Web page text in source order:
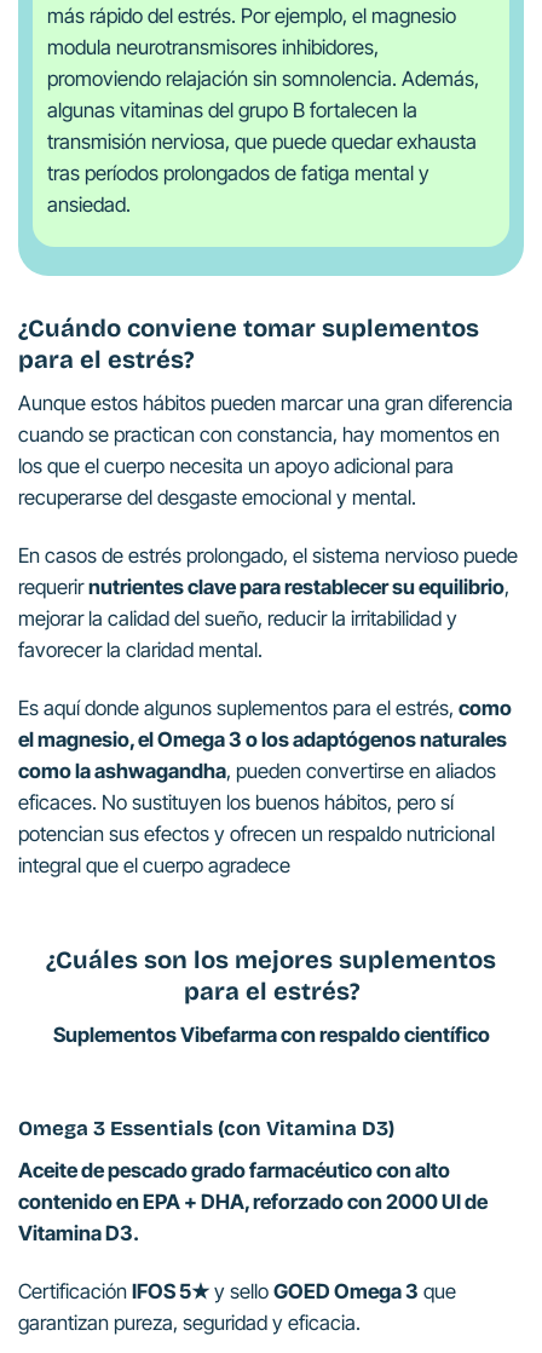
más rápido del estrés. Por ejemplo, el magnesio
modula neurotransmisores inhibidores,
promoviendo relajación sin somnolencia. Además,
algunas vitaminas del grupo B fortalecen la
transmisión nerviosa, que puede quedar exhausta
tras períodos prolongados de fatiga mental y
ansiedad.
¿Cuándo conviene tomar suplementos
para el estrés?
Aunque estos hábitos pueden marcar una gran diferencia
cuando se practican con constancia, hay momentos en
los que el cuerpo necesita un apoyo adicional para
recuperarse del desgaste emocional y mental.
En casos de estrés prolongado, el sistema nervioso puede
requerirnutrientes clave para restablecer su equilibrio,
mejorar la calidad del sueño, reducir la irritabilidad y
favorecer la claridad mental.
Es aquí donde algunos suplementos para el estrés, como
el magnesio, el Omega 3 o los adaptógenos naturales
como la ashwagandha, pueden convertirse en aliados
eficaces. No sustituyen los buenos hábitos, pero sí
potencian sus efectos y ofrecen un respaldo nutricional
integral que el cuerpo agradece
¿Cuáles son los mejores suplementos
para el estrés?
Suplementos Vibefarma con respaldo científico
Omega 3 Essentials (con Vitamina D3)
Aceite de pescado grado farmacéutico con alto
contenido en EPA + DHA, reforzado con 2000 UI de
Vitamina D3.
Certificación IFOS 5★ y sello GOED Omega 3 que
garantizan pureza, seguridad y eficacia.